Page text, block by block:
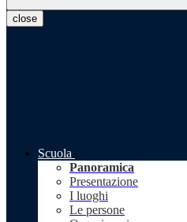
close
Scuola
Panoramica
Presentazione
I luoghi
Le persone